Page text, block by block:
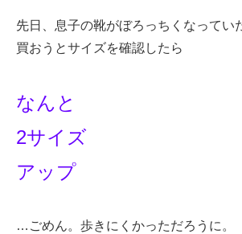
先日、息子の靴がぼろっちくなってい
買おうとサイズを確認したら
なんと
2サイズ
アップ
…ごめん。歩きにくかっただろうに。